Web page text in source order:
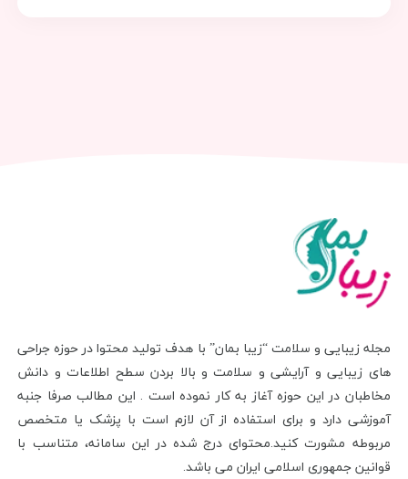
مجله زیبایی و سلامت “زیبا بمان” با هدف تولید محتوا در حوزه جراحی
های زیبایی و آرایشی و سلامت و بالا بردن سطح اطلاعات و دانش
مخاطبان در این حوزه آغاز به کار نموده است . این مطالب صرفا جنبه
آموزشی دارد و برای استفاده از آن لازم است با پزشک یا متخصص
مربوطه مشورت کنید.محتوای درج شده در این سامانه، متناسب با
قوانین جمهوری اسلامی ایران می باشد.